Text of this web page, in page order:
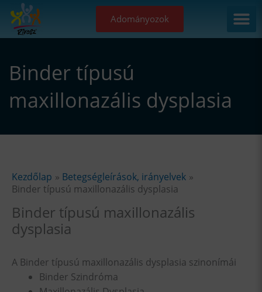
content
Adományozok
Binder típusú
maxillonazális dysplasia
Kezdőlap
Betegségleírások, irányelvek
Binder típusú maxillonazális dysplasia
Binder típusú maxillonazális
dysplasia
A Binder típusú maxillonazális dysplasia szinonímái
Binder Szindróma